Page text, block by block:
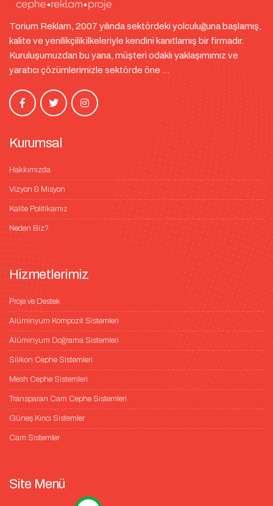
Torium Reklam, 2007 yılında sektördeki yolculuğuna başlamış,
kalite ve yenilikçilik ilkeleriyle kendini kanıtlamış bir firmadır.
Kuruluşumuzdan bu yana, müşteri odaklı yaklaşımımız ve
yaratıcı çözümlerimizle sektörde öne ...
Kurumsal
Hakkımızda
Vizyon & Misyon
Kalite Politikamız
Neden Biz?
Hizmetlerimiz
Proje ve Destek
Alüminyum Kompozit Sistemleri
Alüminyum Doğrama Sistemleri
Silikon Cephe Sistemleri
Mesh Cephe Sistemleri
Transparan Cam Cephe Sistemleri
Güneş Kırıcı Sistemler
Cam Sistemler
Site Menü